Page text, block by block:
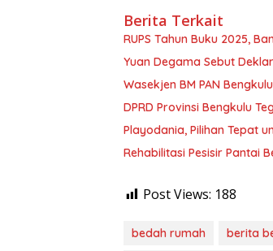
Berita Terkait
RUPS Tahun Buku 2025,
Yuan Degama Sebut
Wasekjen BM PAN
DPRD Provinsi Bengkulu
Playodania, Pilihan Tepat
Rehabilitasi Pesisir Pantai
Post Views: 188
bedah rumah berita